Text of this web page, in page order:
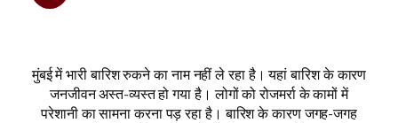
मुंबई में भारी बारिश रुकने का नाम नहीं ले रहा है। यहां बारिश के कारण
जनजीवन अस्त-व्यस्त हो गया है। लोगों को रोजमर्रा के कामों में
परेशानी का सामना करना पड़ रहा है। बारिश के कारण जगह-जगह